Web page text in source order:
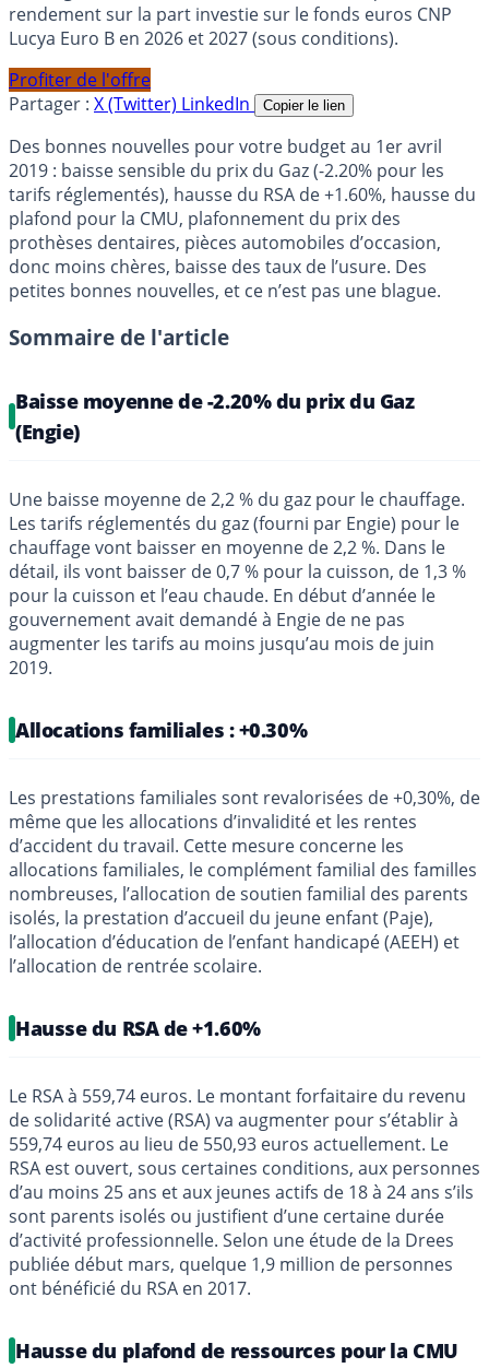
rendement sur la part investie sur le fonds euros CNP
Lucya Euro B en 2026 et 2027 (sous conditions).
Profiter de l'offre
Partager : X (Twitter) LinkedIn Copier le lien
Des bonnes nouvelles pour votre budget au 1er avril
2019 : baisse sensible du prix du Gaz (-2.20% pour les
tarifs réglementés), hausse du RSA de +1.60%, hausse du
plafond pour la CMU, plafonnement du prix des
prothèses dentaires, pièces automobiles d’occasion,
donc moins chères, baisse des taux de l’usure. Des
petites bonnes nouvelles, et ce n’est pas une blague.
Sommaire de l'article
Baisse moyenne de -2.20% du prix du Gaz
(Engie)
Une baisse moyenne de 2,2 % du gaz pour le chauffage.
Les tarifs réglementés du gaz (fourni par Engie) pour le
chauffage vont baisser en moyenne de 2,2 %. Dans le
détail, ils vont baisser de 0,7 % pour la cuisson, de 1,3 %
pour la cuisson et l’eau chaude. En début d’année le
gouvernement avait demandé à Engie de ne pas
augmenter les tarifs au moins jusqu’au mois de juin
2019.
Allocations familiales : +0.30%
Les prestations familiales sont revalorisées de +0,30%, de
même que les allocations d’invalidité et les rentes
d’accident du travail. Cette mesure concerne les
allocations familiales, le complément familial des familles
nombreuses, l’allocation de soutien familial des parents
isolés, la prestation d’accueil du jeune enfant (Paje),
l’allocation d’éducation de l’enfant handicapé (AEEH) et
l’allocation de rentrée scolaire.
Hausse du RSA de +1.60%
Le RSA à 559,74 euros. Le montant forfaitaire du revenu
de solidarité active (RSA) va augmenter pour s’établir à
559,74 euros au lieu de 550,93 euros actuellement. Le
RSA est ouvert, sous certaines conditions, aux personnes
d’au moins 25 ans et aux jeunes actifs de 18 à 24 ans s’ils
sont parents isolés ou justifient d’une certaine durée
d’activité professionnelle. Selon une étude de la Drees
publiée début mars, quelque 1,9 million de personnes
ont bénéficié du RSA en 2017.
Hausse du plafond de ressources pour la CMU